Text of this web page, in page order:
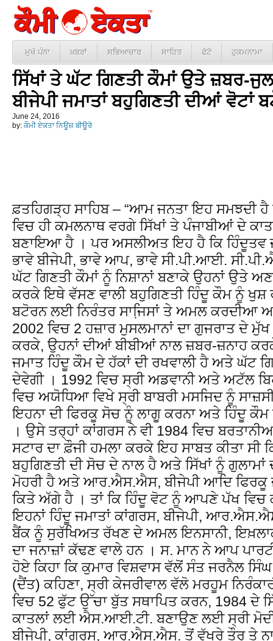
ਮੁਖੱ ਪੰਨਾ ਖ਼ਬਰਾਂ ਸਭਿਆਚਾਰ ਸਾਹਿਤ ਫੋਟੋ ਹੁਕਮਨਾਮਾ
ਸਿੱਖਾਂ ਤੇ ਘੱਟ ਗਿਣਤੀ ਕੌਮਾਂ ਉਤੇ ਜ਼ਬਰ-
ਬੀਜੇਪੀ ਜਮਾਤਾਂ ਬਹੁਗਿਣਤੀ ਦੀਆਂ ਵੋਟਾਂ
June 24, 2016
by: ਕੌਮੀ ਏਕਤਾ ਨਿਊਜ਼ ਬੀਊਰੋ
ਫ਼ਤਹਿਗੜ੍ਹ ਸਾਹਿਬ – “ਆਮ ਜਨਤਾ ਇਹ ਸਮਝਦੀ ਹੈ
ਵਿਚ ਹੀ ਕਮਲਨਾਥ ਵਰਗੇ ਸਿੱਖਾਂ ਤੇ ਪੰਜਾਬੀਆਂ ਦੇ
ਬਣਾਇਆ ਹੈ । ਪਰ ਅਸਲੀਅਤ ਇਹ ਹੈ ਕਿ ਹਿੰਦੂਤਵ
ਭਾਵੇ ਬੀਜੇਪੀ, ਭਾਵੇ ਆਪ, ਭਾਵੇ ਸੀ.ਪੀ.ਆਈ.
ਘੱਟ ਗਿਣਤੀ ਕੌਮਾਂ ਨੂੰ ਨਿਸ਼ਾਨਾਂ ਬਣਾਕੇ ਉਹਨਾਂ ਉਤੇ
ਕਰਕੇ ਇਥੇ ਵੱਸਣ ਵਾਲੀ ਬਹੁਗਿਣਤੀ ਹਿੰਦੂ ਕੌਮ ਨੂੰ
ਬਟੋਰਨ ਲਈ ਨਿਰੰਤਰ ਸਾਜਿ਼ਸਾਂ ਤੇ ਅਮਲ ਕਰਦੀਆ
2002 ਵਿਚ 2 ਹਜ਼ਾਰ ਮੁਸਲਮਾਨਾਂ ਦਾ ਗੁਜਰਾਤ ਦੇ
ਕਰਕੇ, ਉਹਨਾਂ ਦੀਆਂ ਬੀਬੀਆਂ ਨਾਲ ਜ਼ਬਰ-ਜ਼ਨਾਹ ਕਰਕੇ
ਜਮਾਤ ਹਿੰਦੂ ਕੌਮ ਦੇ ਹੱਕਾਂ ਦੀ ਰਖਵਾਲੀ ਹੈ ਅਤੇ ਘੱਟ
ਦੇਵੇਗੀ । 1992 ਵਿਚ ਸ੍ਰੀ ਅਡਵਾਨੀ ਅਤੇ ਅਟੱਲ
ਵਿਚ ਅਯੋਧਿਆ ਵਿਖੇ ਸ੍ਰੀ ਬਾਬਰੀ ਮਸਜਿਦ ਨੂੰ
ਇਹਨਾ ਦੀ ਫਿਰਕੂ ਸੋਚ ਨੂੰ ਲਾਗੂ ਕਰਨਾ ਅਤੇ ਹਿੰਦੂ ਕੌਮ
। ਉਸੇ ਤਰ੍ਹਾਂ ਕਾਂਗਰਸ ਨੇ ਵੀ 1984 ਵਿਚ
ਸਟਾਰ ਦਾ ਫ਼ੌਜੀ ਹਮਲਾ ਕਰਕੇ ਇਹ ਸਾਬਤ ਕੀਤਾ ਸੀ
ਬਹੁਗਿਣਤੀ ਦੀ ਸੋਚ ਦੇ ਨਾਲ ਹੈ ਅਤੇ ਸਿੱਖਾਂ ਨੂੰ ਗੁਲਾਮਾਂ
ਮੋਹਰੀ ਹੈ ਅਤੇ ਆਰ.ਐਸ.ਐਸ, ਬੀਜੇਪੀ ਆਦਿ
ਕਿਤੇ ਅੱਗੇ ਹੈ । ਤਾਂ ਕਿ ਹਿੰਦੂ ਵੋਟ ਨੂੰ ਆਪਣੇ ਪੱਖ
ਇਹਨਾਂ ਹਿੰਦੂ ਜਮਾਤਾਂ ਕਾਂਗਰਸ, ਬੀਜੇਪੀ,
ਬੈਂਕ ਨੂੰ ਸੁਰੱਖਿਅਤ ਰੱਖਣ ਦੇ ਅਮਲ ਇਨਸਾਨੀ,
ਦਾ ਜਨਾਜ਼ਾਂ ਕੱਢਣ ਵਾਲੇ ਹਨ । ਸ. ਮਾਨ ਨੇ ਆਪ
ਹੋਏ ਕਿਹਾ ਕਿ ਕੁਮਾਰ ਵਿਸ਼ਵਾਸ ਵੱਲੋਂ ਸੰਤ ਜਰਨੈਲ
(ਦੈਂਤ) ਕਹਿਣਾ, ਸ੍ਰੀ ਕੇਜਰੀਵਾਲ ਵੱਲੋ ਮਰਹੂਮ
ਵਿਚ 52 ਫੁੱਟ ਉੱਚਾ ਬੁੱਤ ਸਥਾਪਿਤ ਕਰਨ, 1984
ਕਾਤਲਾਂ ਲਈ ਐਸ.ਆਈ.ਟੀ. ਬਣਾਉਣ ਲਈ ਸ੍ਰੀ
ਬੀਜੇਪੀ, ਕਾਂਗਰਸ, ਆਰ.ਐਸ.ਐਸ. ਤੋਂ ਵੱਖਰੇ ਤੌਰ ਤੇ ਨਾ